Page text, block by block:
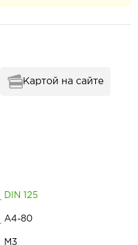
Картой на сайте
DIN 125
А4-80
М3